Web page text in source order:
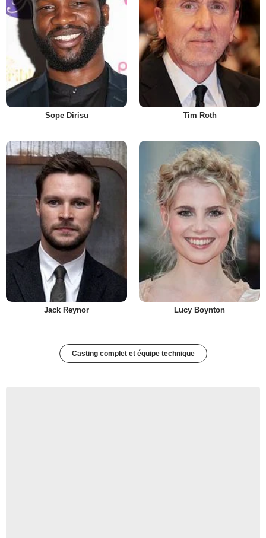
Sope Dirisu Tim Roth
Jack Reynor Lucy Boynton
Casting complet et équipe technique